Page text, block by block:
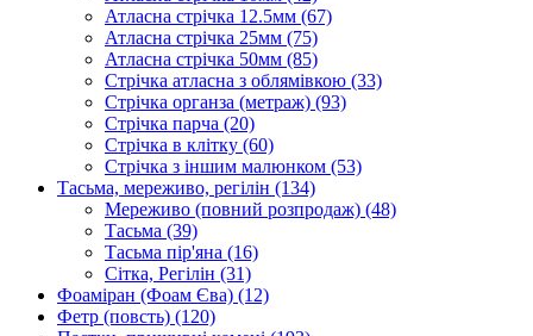
Атласна стрічка 12.5мм (67)
Атласна стрічка 25мм (75)
Атласна стрічка 50мм (85)
Стрічка атласна з облямівкою (33)
Стрічка органза (метраж) (93)
Стрічка парча (20)
Стрічка в клітку (60)
Стрічка з іншим малюнком (53)
Тасьма, мереживо, регілін (134)
Мереживо (повний розпродаж) (48)
Тасьма (39)
Тасьма пір'яна (16)
Сітка, Регілін (31)
Фоаміран (Фоам Єва) (12)
Фетр (повсть) (120)